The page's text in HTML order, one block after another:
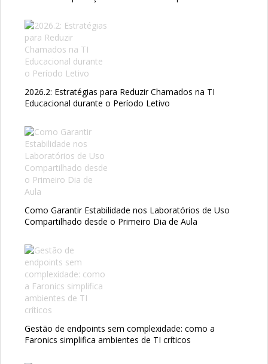
2026.2: Estratégias para Reduzir Chamados na TI
Educacional durante o Período Letivo
Como Garantir Estabilidade nos Laboratórios de Uso
Compartilhado desde o Primeiro Dia de Aula
Gestão de endpoints sem complexidade: como a
Faronics simplifica ambientes de TI críticos